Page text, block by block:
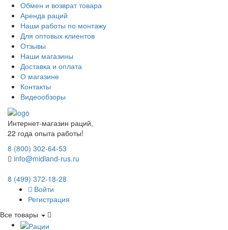
Обмен и возврат товара
Аренда раций
Наши работы по монтажу
Для оптовых клиентов
Отзывы
Наши магазины
Доставка и оплата
О магазине
Контакты
Видеообзоры
Интернет-магазин раций,
22 года опыта работы!
8 (800) 302-64-53
info@midland-rus.ru
8 (499) 372-18-28
Войти
Регистрация
Все товары